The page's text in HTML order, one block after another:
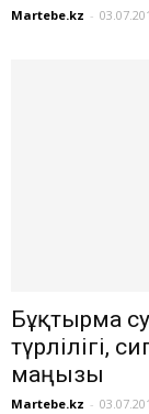
Martebe.kz -
Бұқтырма
түрлілігі,
маңызы
Martebe.kz -